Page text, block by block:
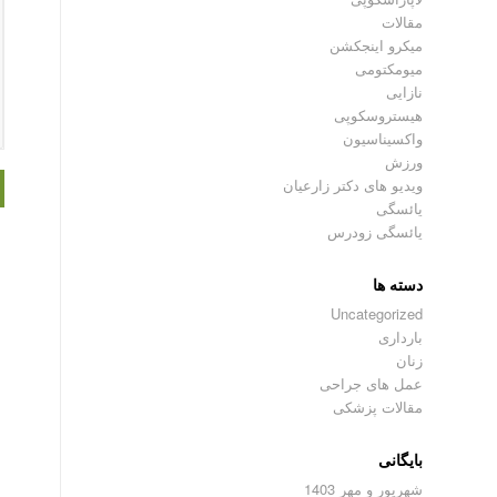
مقالات
میکرو اینجکشن
میومکتومی
نازایی
هیستروسکوپی
واکسیناسیون
ورزش
ویدیو های دکتر زارعیان
یائسگی
یائسگی زودرس
دسته ها
Uncategorized
بارداری
زنان
عمل های جراحی
مقالات پزشکی
بایگانی
شهریور و مهر 1403